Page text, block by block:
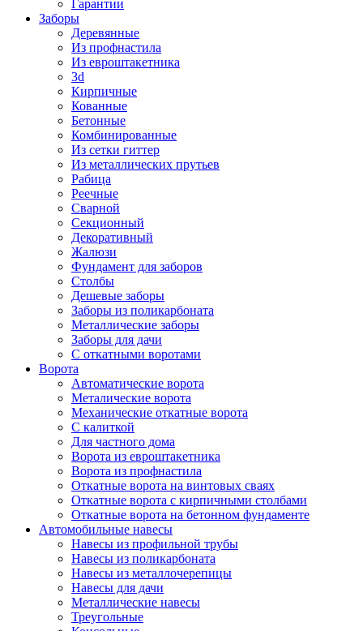
Гарантии
Заборы
Деревянные
Из профнастила
Из евроштакетника
3d
Кирпичные
Кованные
Бетонные
Комбинированные
Из сетки гиттер
Из металлических прутьев
Рабица
Реечные
Сварной
Секционный
Декоративный
Жалюзи
Фундамент для заборов
Столбы
Дешевые заборы
Заборы из поликарбоната
Металлические заборы
Заборы для дачи
С откатными воротами
Ворота
Автоматические ворота
Металические ворота
Механические откатные ворота
С калиткой
Для частного дома
Ворота из евроштакетника
Ворота из профнастила
Откатные ворота на винтовых сваях
Откатные ворота с кирпичными столбами
Откатные ворота на бетонном фундаменте
Автомобильные навесы
Навесы из профильной трубы
Навесы из поликарбоната
Навесы из металлочерепицы
Навесы для дачи
Металлические навесы
Треугольные